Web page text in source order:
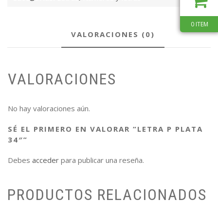
VALORACIONES (0)
VALORACIONES
No hay valoraciones aún.
SÉ EL PRIMERO EN VALORAR “LETRA P PLATA
34″”
Debes acceder para publicar una reseña.
PRODUCTOS RELACIONADOS
0 ITEM